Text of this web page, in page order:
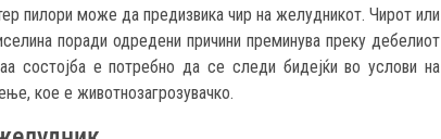
пилори може да предизвика чир на желудникот. Чирот или
поради одредени причини преминува преку дебелиот
состојба е потребно да се следи бидејќи во услови на
кое е животнозагрозувачко.